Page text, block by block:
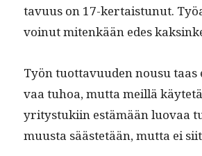
tavu­us on 17-ker­tais­tunut.
voin­ut mitenkään edes
Työn tuot­tavu­u­den nousu
vaa tuhoa, mut­ta meil­lä
yri­tys­tuki­in estämään luo­vaa
muus­ta säästetään, mut­ta ei